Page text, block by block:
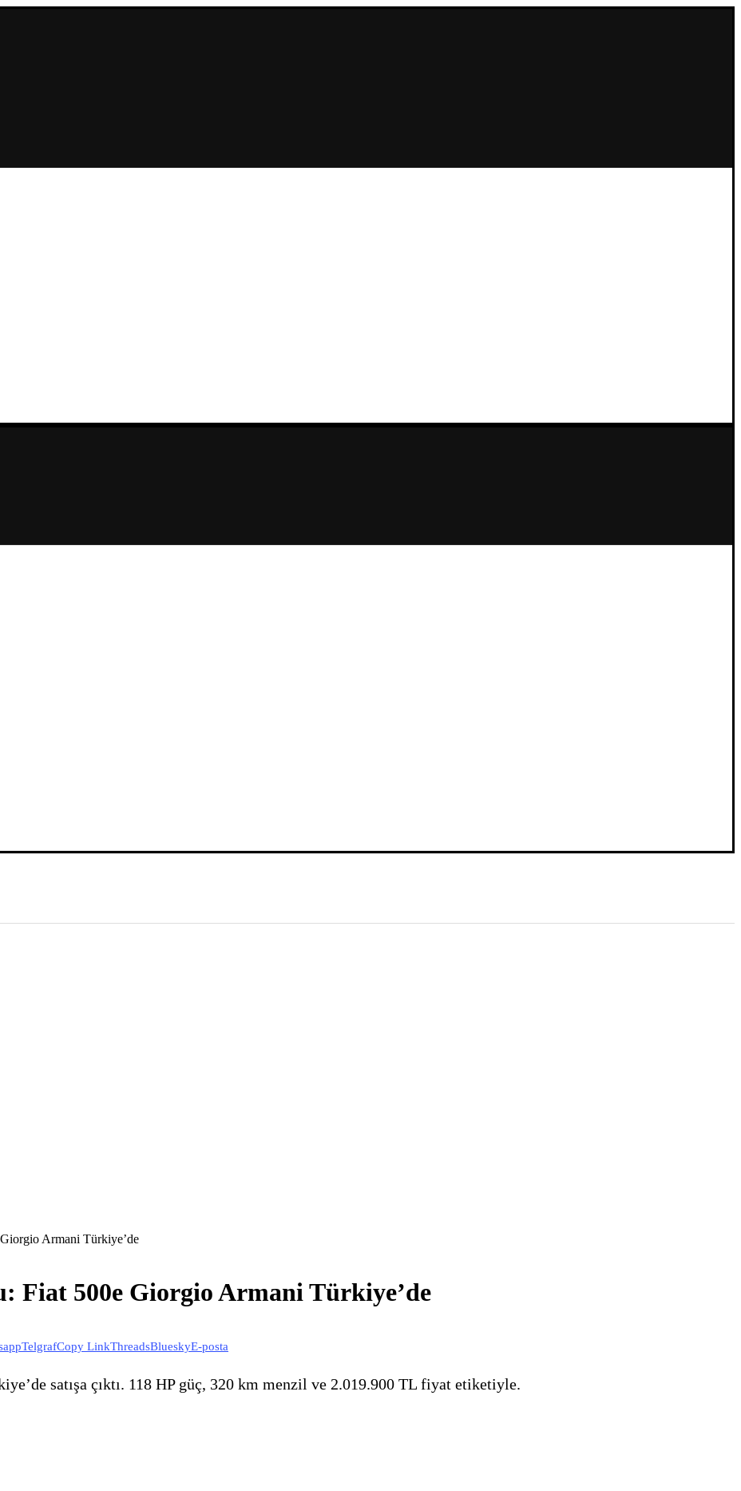
Armani Türkiye’de
Fiat 500e Giorgio Armani Türkiye’de
TelgrafCopy LinkThreadsBlueskyE-posta
satışa çıktı. 118 HP güç, 320 km menzil ve 2.019.900 TL fiyat etiketiyle.